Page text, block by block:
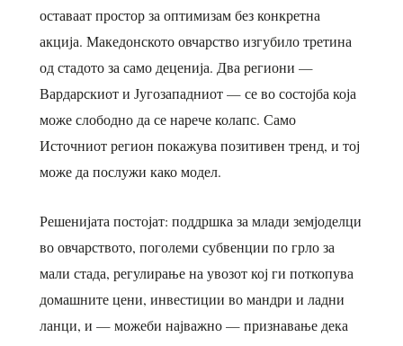
оставаат простор за оптимизам без конкретна
акција. Македонското овчарство изгубило третина
од стадото за само деценија. Два региони —
Вардарскиот и Југозападниот — се во состојба која
може слободно да се нарече колапс. Само
Источниот регион покажува позитивен тренд, и тој
може да послужи како модел.
Решенијата постојат: поддршка за млади земјоделци
во овчарството, поголеми субвенции по грло за
мали стада, регулирање на увозот кој ги поткопува
домашните цени, инвестиции во мандри и ладни
ланци, и — можеби најважно — признавање дека